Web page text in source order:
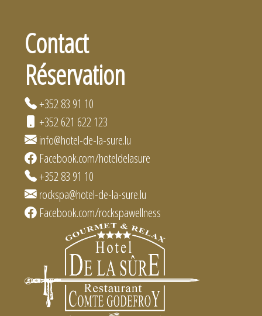
Contact
Réservation
+352 83 91 10
+352 621 622 123
info@hotel-de-la-sure.lu
Facebook.com/hoteldelasure
+352 83 91 10
rockspa@hotel-de-la-sure.lu
Facebook.com/rockspawellness